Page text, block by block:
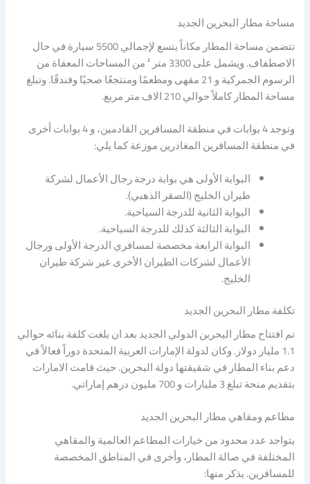
مساحة مطار البحرين الجديد
تتضمن مساحة المطار مكاناً يتسع لإجمالي 5500 سيارة في حال
الاصطفاف. ويشمل على 3300 متر ² من المساحات المعفاة من
الرسوم الجمركية و 21 مقهى ومطعمًا ومنتجعًا صحيًا وفندقًا. وتبلغ
مساحة المطار كاملاً حوالي 210 الاف متر مربع.
وتوجد 4 بوابات في منطقة المسافرين القادمين، و 4 بوابات أخرى
في منطقة المسافرين المغادرين موزعة كما يلي:
البوابة الأولى هي بوابة درجة رجال الأعمال لشركة
طيران الخليج (الصقر الذهبي).
البوابة الثانية للدرجة السياحية.
البوابة الثالثة كذلك للدرجة السياحية.
البوابة الرابعة مخصصة لمسافري الدرجة الأولى ورجال
الأعمال لشركات الطيران الأخرى غير شركة طيران
الخليج.
تكلفة مطار البحرين الجديد
تم افتتاح مطار البحرين الدولي الجديد بعد ان بلغت كلفة بنائه حوالي
1.1 مليار دولار. وكان لدولة الإمارات العربية المتحدة دوراً فعالاً في
دعم بناء المطار في شقيقتها دولة البحرين. حيث قامت الامارات
بتقديم منحة تبلغ 3 مليارات و 700 مليون درهم إماراتي.
مطاعم ومقاهي مطار البحرين الجديد
يتواجد عدد محدود من خيارات المطاعم العالمية والمقاهي
المختلفة في صالة المطار، وأخرى في المناطق المخصصة
للمسافرين. يذكر منها: